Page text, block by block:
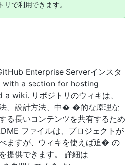
で利用できます。
Enterprise Serverインスタ
with a section for hosting
wiki. リポジトリのウィキは、
、設計方法、中� �的な原理な
る長いコンテンツを共有するため
ファイルは、プロジェクトが
ますが、ウィキを使えば追� の
提供できます。 詳細は